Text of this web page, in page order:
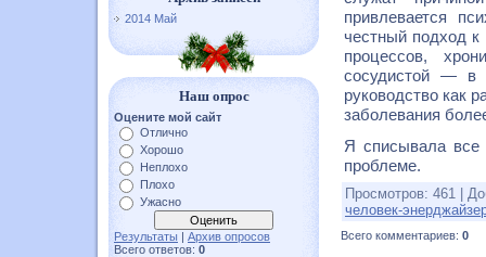
2014 Май
Наш опрос
Оцените мой сайт
Отлично
Хорошо
Неплохо
Плохо
Ужасно
Результаты | Архив опросов
Всего ответов: 0
привлевается
честный подход к
процессов,
сосудистой — в
руководство как
заболевания
Я списывала все
проблеме.
Просмотров: 461
человек-
Всего комментариев: 0